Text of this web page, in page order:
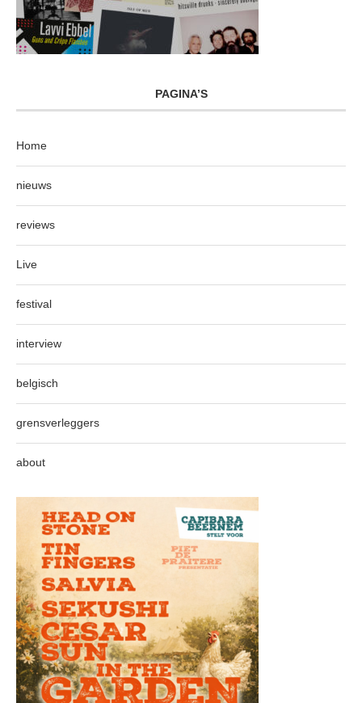
PAGINA’S
Home
nieuws
reviews
Live
festival
interview
belgisch
grensverleggers
about